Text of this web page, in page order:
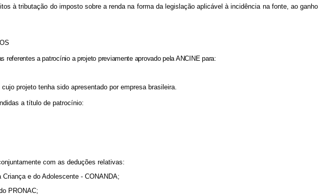
à tributação do imposto sobre a renda na forma da legislação aplicável à incidência na fonte, ao ganho
a patrocínio a projeto previamente aprovado pela ANCINE para:
projeto tenha sido apresentado por empresa brasileira.
a título de patrocínio:
com as deduções relativas:
e do Adolescente - CONANDA;
PRONAC;